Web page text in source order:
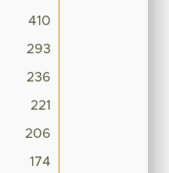
410
293
236
221
206
174